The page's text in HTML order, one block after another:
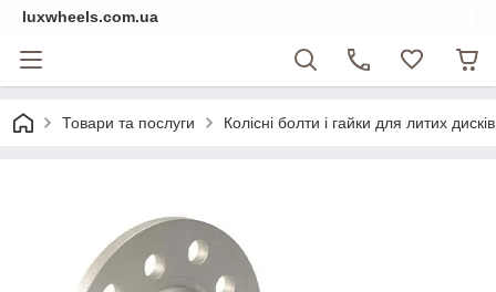
luxwheels.com.ua
Товари та послуги Колісні болти і гайки для литих